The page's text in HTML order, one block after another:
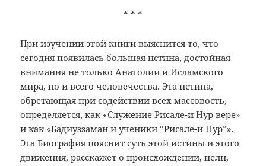
* * *
При изучении этой книги выяснится то, что
сегодня появилась большая истина, достойная
внимания не только Анатолии и Исламского
мира, но и всего человечества. Эта истина,
обретающая при содействии всех массовость,
определяется, как «Служение Рисале-и Нур вере»
и как «Бадиуззаман и ученики “Рисале-и Нур”».
Эта Биография пояснит суть этой истины и этого
движения, расскажет о происхождении, цели,